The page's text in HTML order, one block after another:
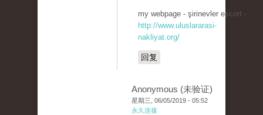
my webpage - şirinevler escort -
http://www.uluslararasi-
nakliyat.org/
回复
Anonymous (未验证)
星期三, 06/05/2019 - 05:52
永久连接